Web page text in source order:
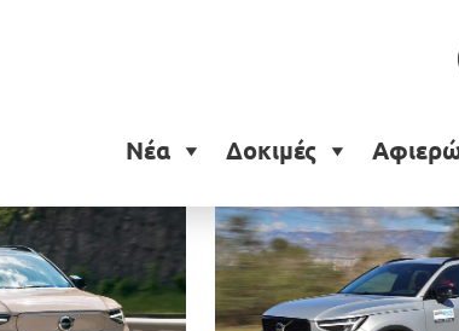
Νέα Δοκιμές
Volvo XC40